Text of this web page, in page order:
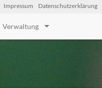
Impressum Datenschutzerklärung
Verwaltung